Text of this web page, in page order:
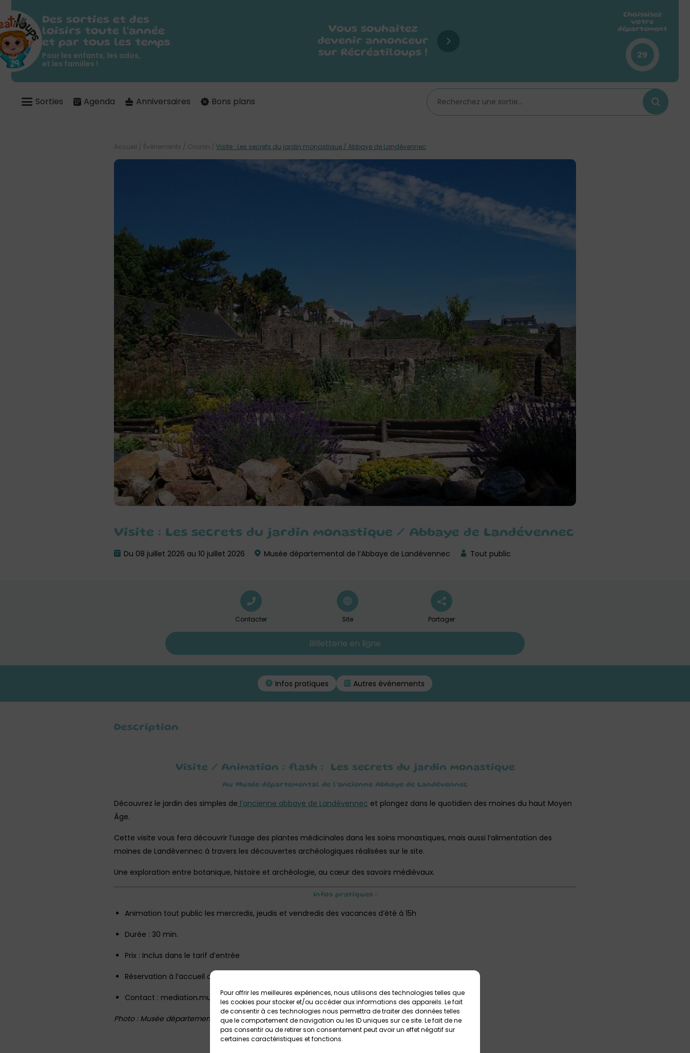
Pour offrir les meilleures expériences, nous utilisons des technologies telles que
les cookies pour stocker et/ou accéder aux informations des appareils. Le fait
de consentir à ces technologies nous permettra de traiter des données telles
que le comportement de navigation ou les ID uniques sur ce site. Le fait de ne
pas consentir ou de retirer son consentement peut avoir un effet négatif sur
certaines caractéristiques et fonctions.
Des sorties et des
loisirs toute l'année
et par tous les temps
Pour les enfants, les ados,
et les familles !
Choissisez
votre
département
29
Sorties Agenda Anniversaires Bons plans
Visite : Les secrets du jardin monastique / Abbaye de Landévennec
Du 08 juillet 2026 au 10 juillet 2026 Musée départemental de l’Abbaye de Landévennec Tout public
Accueil / Évènements / Crozon / Visite : Les secrets du jardin monastique / Abbaye de Landévennec
Contacter Site Partager
Billetterie en ligne
Infos pratiques Autres événements
Description
Visite / Animation : flash : Les secrets du jardin monastique
Au Musée départemental de l’ancienne Abbaye de Landévennec
Découvrez le jardin des simples de l’ancienne abbaye de Landévennec et plongez dans le quotidien des moines du haut Moyen
Âge.
Cette visite vous fera découvrir l’usage des plantes médicinales dans les soins monastiques, mais aussi l’alimentation des
moines de Landévennec à travers les découvertes archéologiques réalisées sur le site.
Une exploration entre botanique, histoire et archéologie, au cœur des savoirs médiévaux.
Infos pratiques :
Animation tout public les mercredis, jeudis et vendredis des vacances d’été à 15h
Durée : 30 min.
Prix : Inclus dans le tarif d’entrée
Réservation à l’accueil ou
Contact : mediation.musee-landevennec@cdp29.fr / 02 98 27 35 90
Photo : Musée départemental de l’ancienne Abbaye de Landévennec